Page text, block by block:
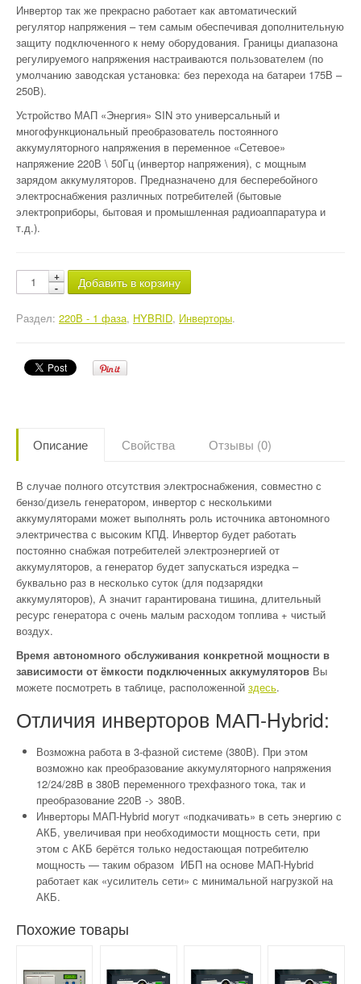
Инвертор так же прекрасно работает как автоматический
регулятор напряжения – тем самым обеспечивая дополнительную
защиту подключенного к нему оборудования. Границы диапазона
регулируемого напряжения настраиваются пользователем (по
умолчанию заводская установка: без перехода на батареи 175В –
250В).
Устройство МАП «Энергия» SIN это универсальный и
многофункциональный преобразователь постоянного
аккумуляторного напряжения в переменное «Сетевое»
напряжение 220В \ 50Гц (инвертор напряжения), с мощным
зарядом аккумуляторов. Предназначено для бесперебойного
электроснабжения различных потребителей (бытовые
электроприборы, бытовая и промышленная радиоаппаратура и
т.д.).
Добавить в корзину
Раздел: 220В - 1 фаза, HYBRID, Инверторы.
Описание Свойства Отзывы (0)
В случае полного отсутствия электроснабжения, совместно с
бензо/дизель генератором, инвертор с несколькими
аккумуляторами может выполнять роль источника автономного
электричества с высоким КПД. Инвертор будет работать
постоянно снабжая потребителей электроэнергией от
аккумуляторов, а генератор будет запускаться изредка –
буквально раз в несколько суток (для подзарядки
аккумуляторов), А значит гарантирована тишина, длительный
ресурс генератора с очень малым расходом топлива + чистый
воздух.
Время автономного обслуживания конкретной мощности в
зависимости от ёмкости подключенных аккумуляторов Вы
можете посмотреть в таблице, расположенной здесь.
Отличия инверторов МАП-Hybrid:
Возможна работа в 3-фазной системе (380В). При этом
возможно как преобразование аккумуляторного напряжения
12/24/28В в 380В переменного трехфазного тока, так и
преобразование 220В -> 380В.
Инверторы МАП-Hybrid могут «подкачивать» в сеть энергию с
АКБ, увеличивая при необходимости мощность сети, при
этом с АКБ берётся только недостающая потребителю
мощность — таким образом ИБП на основе МАП-Hybrid
работает как «усилитель сети» с минимальной нагрузкой на
АКБ.
Похожие товары